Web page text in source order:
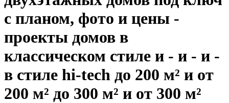
с планом, фото и цены -
проекты домов в
классическом стиле и - и - и -
в стиле hi-tech до 200 м² и от
200 м² до 300 м² и от 300 м²